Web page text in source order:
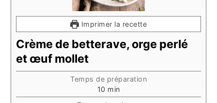
Imprimer la recette
Crème de betterave, orge perlé
et œuf mollet
Temps de préparation
10 minutes
min